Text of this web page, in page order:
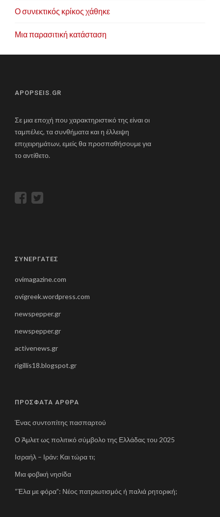
Ο συνεκτικός κρίκος χάθηκε
Μια παρασιτική κατάσταση
APOPSEIS.GR
Σε μια εποχή που χαρακτηριστικό της είναι οι
ταμπέλες, τα συνθήματα και η έλλειψη
επιχειρημάτων, εμείς θα προσπαθήσουμε για
το αντίθετο.
ΣΥΝΕΡΓΑΤΕΣ
ovimagazine.com
ovigreek.wordpress.com
newspepper.gr
newspepper.gr
activenews.gr
rigillis18.blogspot.gr
ΠΡΟΣΦΑΤΑ ΑΡΘΡΑ
Ένας συντοπίτης πασπαρτού
Ο Άμλετ ως πολιτικό σύμβολο της Ελλάδας του 2025
Ισραήλ – Ιράν: Και τώρα τι;
Μια φοβική νησίδα
“Έλα με φόρα”: Νέος πατριωτισμός ή παλιά ρητορική;